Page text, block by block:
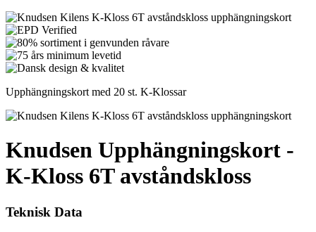
Upphängningskort med 20 st. K-Klossar
Knudsen Upphängningskort -
K-Kloss 6T avståndskloss
Teknisk Data